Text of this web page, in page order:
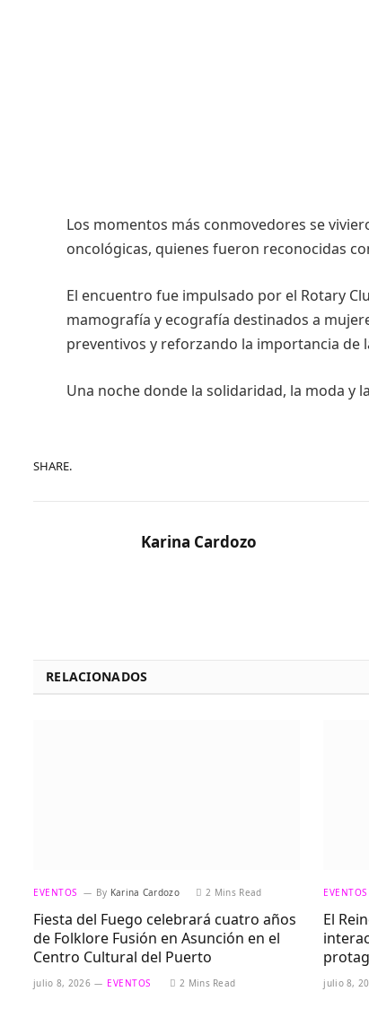
Los momentos más conmovedores se
oncológicas, quienes fueron reconocidas
El encuentro fue impulsado por el Rotary
mamografía y ecografía destinados a
preventivos y reforzando la importancia de
Una noche donde la solidaridad, la moda y
SHARE.
Karina Cardozo
RELACIONADOS
EVENTOS By Karina Cardozo 2 Mins Read
Fiesta del Fuego celebrará cuatro años
de Folklore Fusión en Asunción en el
Centro Cultural del Puerto
julio 8, 2026 EVENTOS 2 Mins Read
EVENTOS
El
julio 8,